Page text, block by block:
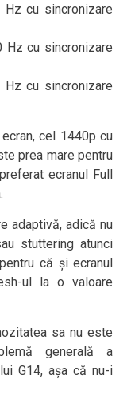
cu sincronizare
Hz cu sincronizare
cu sincronizare
cel 1440p cu
prea mare pentru
ecranul Full
adaptivă, adică nu
stuttering atunci
că și ecranul
ul la o valoare
sa nu este
generală a
G14, așa că nu-i